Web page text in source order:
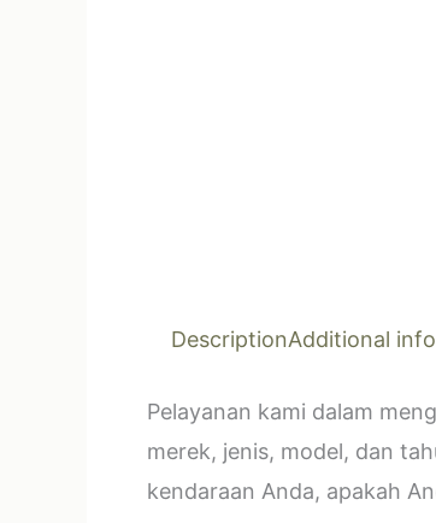
DescriptionAdditional
Pelayanan kami dalam
merek, jenis, model, dan
kendaraan Anda, apakah